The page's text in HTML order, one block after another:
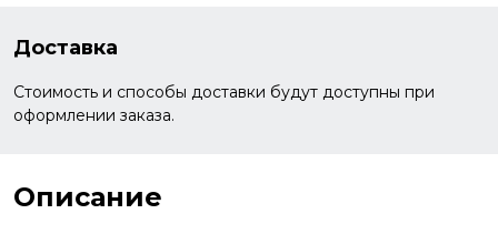
Доставка
Стоимость и способы доставки будут доступны при
оформлении заказа.
Описание